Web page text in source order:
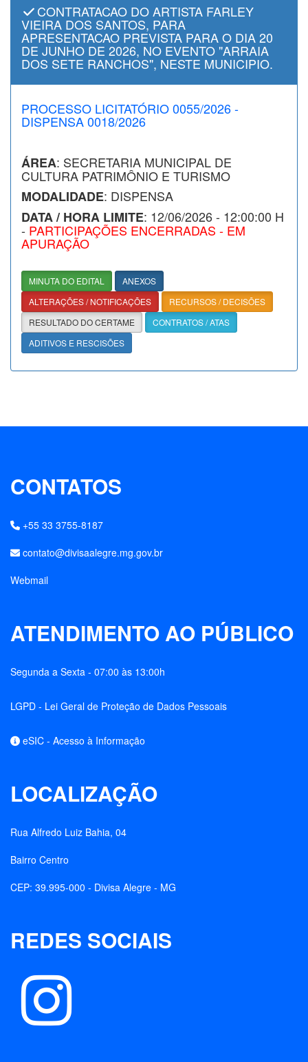
CONTRATACAO DO ARTISTA FARLEY
VIEIRA DOS SANTOS, PARA
APRESENTACAO PREVISTA PARA O DIA 20
DE JUNHO DE 2026, NO EVENTO "ARRAIA
DOS SETE RANCHOS", NESTE MUNICIPIO.
PROCESSO LICITATÓRIO 0055/2026 -
DISPENSA 0018/2026
ÁREA: SECRETARIA MUNICIPAL DE
CULTURA PATRIMÔNIO E TURISMO
MODALIDADE: DISPENSA
DATA / HORA LIMITE: 12/06/2026 - 12:00:00 H
- PARTICIPAÇÕES ENCERRADAS - EM
APURAÇÃO
MINUTA DO EDITAL
ANEXOS
ALTERAÇÕES / NOTIFICAÇÕES
RECURSOS / DECISÕES
RESULTADO DO CERTAME
CONTRATOS / ATAS
ADITIVOS E RESCISÕES
CONTATOS
+55 33 3755-8187
contato@divisaalegre.mg.gov.br
Webmail
ATENDIMENTO AO PÚBLICO
Segunda a Sexta - 07:00 às 13:00h
LGPD - Lei Geral de Proteção de Dados Pessoais
eSIC - Acesso à Informação
LOCALIZAÇÃO
Rua Alfredo Luiz Bahia, 04
Bairro Centro
CEP: 39.995-000 - Divisa Alegre - MG
REDES SOCIAIS